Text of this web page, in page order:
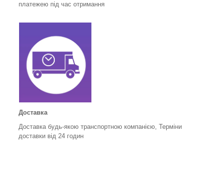
платежею під час отримання
Доставка
Доставка будь-якою транспортною компанією, Терміни
доставки від 24 годин